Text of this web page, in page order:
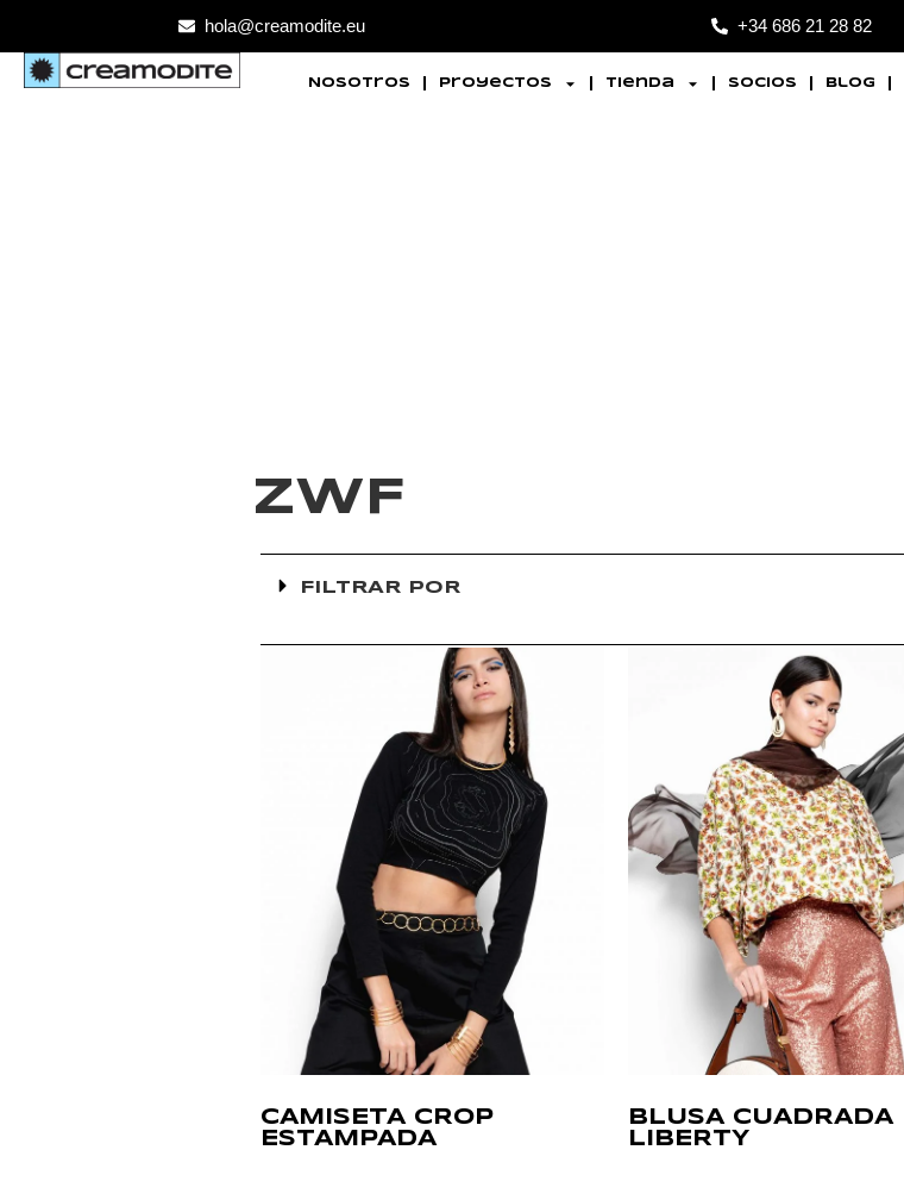
hola@creamodite.eu +34 686 21 28 82
Nosotros Proyectos Tienda Socios Blog
ZWF
FILTRAR POR
CAMISETA CROP
ESTAMPADA
BLUSA CUADRADA
LIBERTY